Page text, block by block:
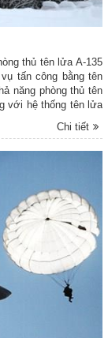
thủ tên lửa A-135
tấn công bằng tên
năng phòng thủ tên
với hệ thống tên lửa
Chi tiết